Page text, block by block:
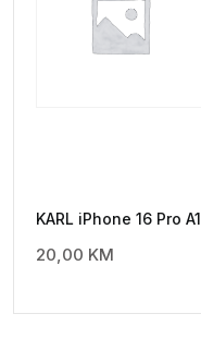
KARL iPhone 16 Pro A1
20,00 KM